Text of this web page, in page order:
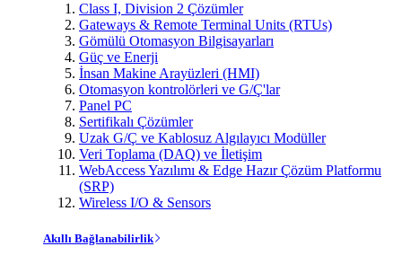
Class I, Division 2 Çözümler
Gateways & Remote Terminal Units (RTUs)
Gömülü Otomasyon Bilgisayarları
Güç ve Enerji
İnsan Makine Arayüzleri (HMI)
Otomasyon kontrolörleri ve G/Ç'lar
Panel PC
Sertifikalı Çözümler
Uzak G/Ç ve Kablosuz Algılayıcı Modüller
Veri Toplama (DAQ) ve İletişim
WebAccess Yazılımı & Edge Hazır Çözüm Platformu
(SRP)
Wireless I/O & Sensors
Akıllı Bağlanabilirlik